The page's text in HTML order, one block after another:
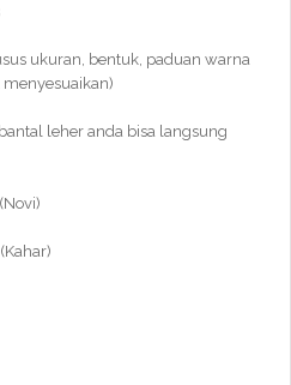
ukuran, bentuk, paduan warna
leher anda bisa langsung